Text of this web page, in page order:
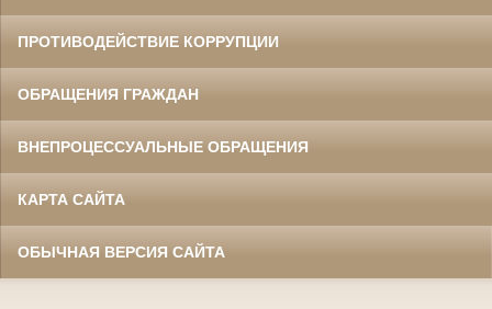
ПРОТИВОДЕЙСТВИЕ КОРРУПЦИИ
ОБРАЩЕНИЯ ГРАЖДАН
ВНЕПРОЦЕССУАЛЬНЫЕ ОБРАЩЕНИЯ
КАРТА САЙТА
ОБЫЧНАЯ ВЕРСИЯ САЙТА